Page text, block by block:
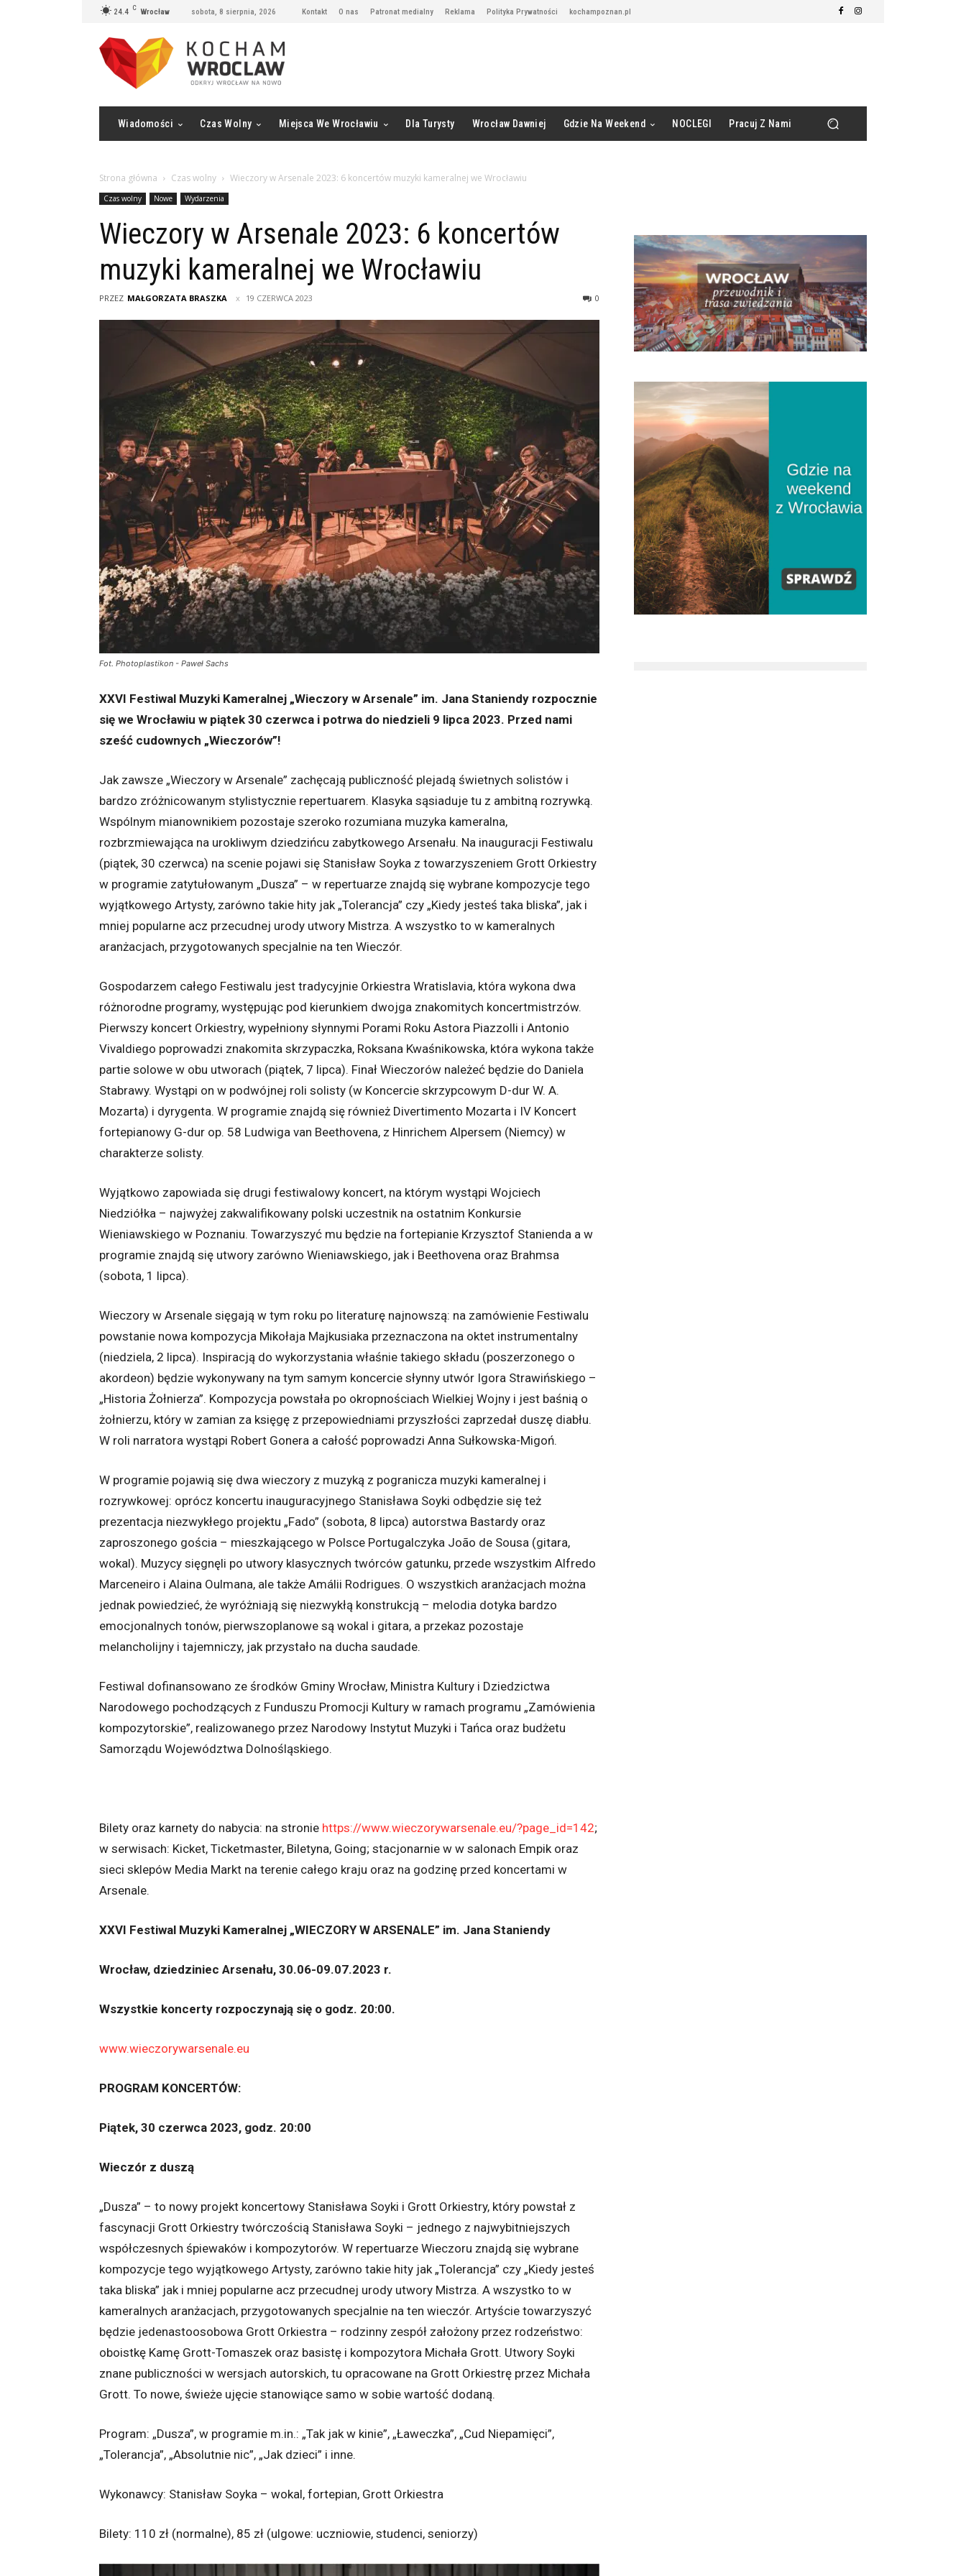
24.4 C Wrocław sobota, 8 sierpnia, 2026 Kontakt O nas Patronat medialny Reklama Polityka Prywatności kochampoznan.pl
Wiadomości Czas Wolny Miejsca We Wrocławiu Dla Turysty Wrocław Dawniej Gdzie Na Weekend NOCLEGI Pracuj Z Nami
Strona główna Czas wolny Wieczory w Arsenale 2023: 6 koncertów muzyki kameralnej we Wrocławiu
Czas wolny Nowe Wydarzenia
Wieczory w Arsenale 2023: 6 koncertów
muzyki kameralnej we Wrocławiu
PRZEZ MAŁGORZATA BRASZKA 19 CZERWCA 2023 0
Fot. Photoplastikon - Paweł Sachs
XXVI Festiwal Muzyki Kameralnej „Wieczory w Arsenale” im. Jana Staniendy rozpocznie
się we Wrocławiu w piątek 30 czerwca i potrwa do niedzieli 9 lipca 2023. Przed nami
sześć cudownych „Wieczorów”!
Jak zawsze „Wieczory w Arsenale” zachęcają publiczność plejadą świetnych solistów i
bardzo zróżnicowanym stylistycznie repertuarem. Klasyka sąsiaduje tu z ambitną rozrywką.
Wspólnym mianownikiem pozostaje szeroko rozumiana muzyka kameralna,
rozbrzmiewająca na urokliwym dziedzińcu zabytkowego Arsenału. Na inauguracji Festiwalu
(piątek, 30 czerwca) na scenie pojawi się Stanisław Soyka z towarzyszeniem Grott Orkiestry
w programie zatytułowanym „Dusza” – w repertuarze znajdą się wybrane kompozycje tego
wyjątkowego Artysty, zarówno takie hity jak „Tolerancja” czy „Kiedy jesteś taka bliska”, jak i
mniej popularne acz przecudnej urody utwory Mistrza. A wszystko to w kameralnych
aranżacjach, przygotowanych specjalnie na ten Wieczór.
Gospodarzem całego Festiwalu jest tradycyjnie Orkiestra Wratislavia, która wykona dwa
różnorodne programy, występując pod kierunkiem dwojga znakomitych koncertmistrzów.
Pierwszy koncert Orkiestry, wypełniony słynnymi Porami Roku Astora Piazzolli i Antonio
Vivaldiego poprowadzi znakomita skrzypaczka, Roksana Kwaśnikowska, która wykona także
partie solowe w obu utworach (piątek, 7 lipca). Finał Wieczorów należeć będzie do Daniela
Stabrawy. Wystąpi on w podwójnej roli solisty (w Koncercie skrzypcowym D-dur W. A.
Mozarta) i dyrygenta. W programie znajdą się również Divertimento Mozarta i IV Koncert
fortepianowy G-dur op. 58 Ludwiga van Beethovena, z Hinrichem Alpersem (Niemcy) w
charakterze solisty.
Wyjątkowo zapowiada się drugi festiwalowy koncert, na którym wystąpi Wojciech
Niedziółka – najwyżej zakwalifikowany polski uczestnik na ostatnim Konkursie
Wieniawskiego w Poznaniu. Towarzyszyć mu będzie na fortepianie Krzysztof Stanienda a w
programie znajdą się utwory zarówno Wieniawskiego, jak i Beethovena oraz Brahmsa
(sobota, 1 lipca).
Wieczory w Arsenale sięgają w tym roku po literaturę najnowszą: na zamówienie Festiwalu
powstanie nowa kompozycja Mikołaja Majkusiaka przeznaczona na oktet instrumentalny
(niedziela, 2 lipca). Inspiracją do wykorzystania właśnie takiego składu (poszerzonego o
akordeon) będzie wykonywany na tym samym koncercie słynny utwór Igora Strawińskiego –
„Historia Żołnierza”. Kompozycja powstała po okropnościach Wielkiej Wojny i jest baśnią o
żołnierzu, który w zamian za księgę z przepowiedniami przyszłości zaprzedał duszę diabłu.
W roli narratora wystąpi Robert Gonera a całość poprowadzi Anna Sułkowska-Migoń.
W programie pojawią się dwa wieczory z muzyką z pogranicza muzyki kameralnej i
rozrywkowej: oprócz koncertu inauguracyjnego Stanisława Soyki odbędzie się też
prezentacja niezwykłego projektu „Fado” (sobota, 8 lipca) autorstwa Bastardy oraz
zaproszonego gościa – mieszkającego w Polsce Portugalczyka João de Sousa (gitara,
wokal). Muzycy sięgnęli po utwory klasycznych twórców gatunku, przede wszystkim Alfredo
Marceneiro i Alaina Oulmana, ale także Amálii Rodrigues. O wszystkich aranżacjach można
jednak powiedzieć, że wyróżniają się niezwykłą konstrukcją – melodia dotyka bardzo
emocjonalnych tonów, pierwszoplanowe są wokal i gitara, a przekaz pozostaje
melancholijny i tajemniczy, jak przystało na ducha saudade.
Festiwal dofinansowano ze środków Gminy Wrocław, Ministra Kultury i Dziedzictwa
Narodowego pochodzących z Funduszu Promocji Kultury w ramach programu „Zamówienia
kompozytorskie”, realizowanego przez Narodowy Instytut Muzyki i Tańca oraz budżetu
Samorządu Województwa Dolnośląskiego.
Bilety oraz karnety do nabycia: na stronie https://www.wieczorywarsenale.eu/?page_id=142;
w serwisach: Kicket, Ticketmaster, Biletyna, Going; stacjonarnie w w salonach Empik oraz
sieci sklepów Media Markt na terenie całego kraju oraz na godzinę przed koncertami w
Arsenale.
XXVI Festiwal Muzyki Kameralnej „WIECZORY W ARSENALE” im. Jana Staniendy
Wrocław, dziedziniec Arsenału, 30.06-09.07.2023 r.
Wszystkie koncerty rozpoczynają się o godz. 20:00.
www.wieczorywarsenale.eu
PROGRAM KONCERTÓW:
Piątek, 30 czerwca 2023, godz. 20:00
Wieczór z duszą
„Dusza” – to nowy projekt koncertowy Stanisława Soyki i Grott Orkiestry, który powstał z
fascynacji Grott Orkiestry twórczością Stanisława Soyki – jednego z najwybitniejszych
współczesnych śpiewaków i kompozytorów. W repertuarze Wieczoru znajdą się wybrane
kompozycje tego wyjątkowego Artysty, zarówno takie hity jak „Tolerancja” czy „Kiedy jesteś
taka bliska” jak i mniej popularne acz przecudnej urody utwory Mistrza. A wszystko to w
kameralnych aranżacjach, przygotowanych specjalnie na ten wieczór. Artyście towarzyszyć
będzie jedenastoosobowa Grott Orkiestra – rodzinny zespół założony przez rodzeństwo:
oboistkę Kamę Grott-Tomaszek oraz basistę i kompozytora Michała Grott. Utwory Soyki
znane publiczności w wersjach autorskich, tu opracowane na Grott Orkiestrę przez Michała
Grott. To nowe, świeże ujęcie stanowiące samo w sobie wartość dodaną.
Program: „Dusza”, w programie m.in.: „Tak jak w kinie”, „Ławeczka”, „Cud Niepamięci”,
„Tolerancja”, „Absolutnie nic”, „Jak dzieci” i inne.
Wykonawcy: Stanisław Soyka – wokal, fortepian, Grott Orkiestra
Bilety: 110 zł (normalne), 85 zł (ulgowe: uczniowie, studenci, seniorzy)